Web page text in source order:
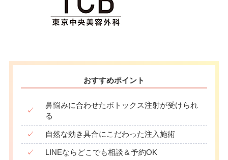
おすすめポイント
✓
鼻悩みに合わせたボトックス注射が受けられ
る
✓ 自然な効き具合にこだわった注入施術
✓ LINEならどこでも相談＆予約OK